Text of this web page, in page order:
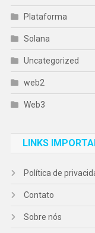
Plataforma
Solana
Uncategorized
web2
Web3
LINKS
Política de
Contato
Sobre nós